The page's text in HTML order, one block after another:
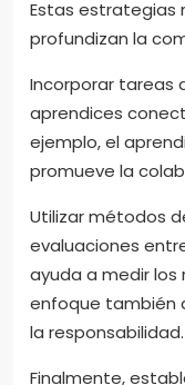
Estas estrategias
profundizan la
Incorporar tareas
aprendices
ejemplo, el
promueve la
Utilizar métodos
evaluaciones
ayuda a medir los
enfoque también
la responsabilidad.
Finalmente,